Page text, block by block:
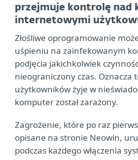
przejmuje kontrolę nad
internetowymi
Złośliwe oprogramowanie
uśpieniu na zainfekowanym
podjęcia jakichkolwiek
nieograniczony czas. Oznacza
użytkowników żyje w
komputer został zarażony.
Zagrożenie, które po raz
opisane na stronie Neowin,
podczas każdego włączenia